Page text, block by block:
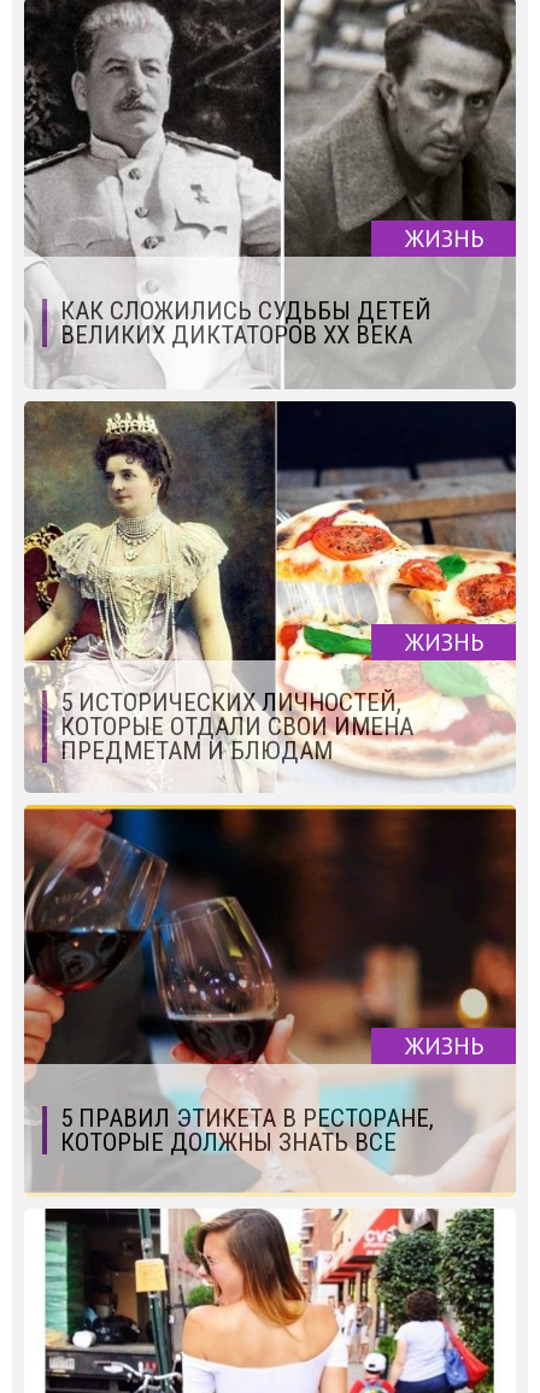
ЖИЗНЬ
КАК СЛОЖИЛИСЬ СУДЬБЫ ДЕТЕЙ
ВЕЛИКИХ ДИКТАТОРОВ XX ВЕКА
ЖИЗНЬ
5 ИСТОРИЧЕСКИХ ЛИЧНОСТЕЙ,
КОТОРЫЕ ОТДАЛИ СВОИ ИМЕНА
ПРЕДМЕТАМ И БЛЮДАМ
ЖИЗНЬ
5 ПРАВИЛ ЭТИКЕТА В РЕСТОРАНЕ,
КОТОРЫЕ ДОЛЖНЫ ЗНАТЬ ВСЕ